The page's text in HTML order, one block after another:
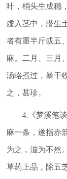
叶，梢头生成穗
虚入茎中，潜生
者有重半斤或五
麻。二月、三月
汤略煮过，暴干
之，甚珍。
4.《梦溪笔谈
麻一条，遂指赤
为之，滋为不然
草药上品，除五